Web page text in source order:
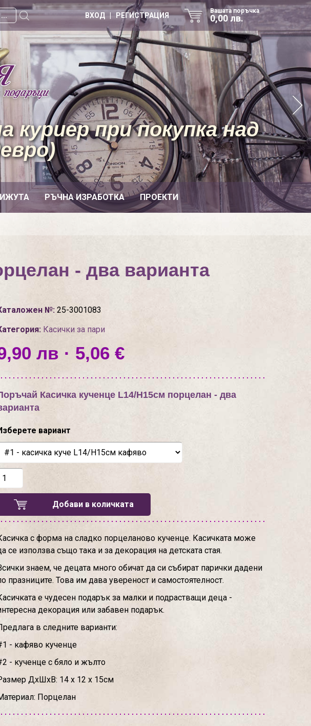
Вашата поръчка
0,00 лв.
ВХОД | РЕГИСТРАЦИЯ
РЪЧНА ИЗРАБОТКА ПРОЕКТИ
при покупка над
- два варианта
№:25-3001083
Касички за пари
лв · 5,06 €
Касичка кученце L14/H15см порцелан - два
вариант
Добави в количката
с форма на сладко порцеланово кученце. Касичката може
се използва също така и за декорация на детската стая.
знаем, че децата много обичат да си събират парички дадени
празниците. Това им дава увереност и самостоятелност.
е чудесен подарък за малки и подрастващи деца -
декорация или забавен подарък.
в следните варианти:
- кафяво кученце
- кученце с бяло и жълто
ДхШхВ: 14 х 12 х 15см
Порцелан